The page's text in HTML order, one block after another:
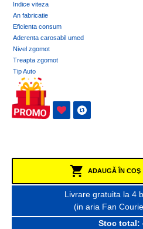
Indice viteza
An fabricatie
Eficienta consum
Aderenta carosabil umed
Nivel zgomot
Treapta zgomot
Tip Auto
ADAUGĂ ÎN COŞ
Livrare gratuita la 4
(in aria Fan
Stoc total: